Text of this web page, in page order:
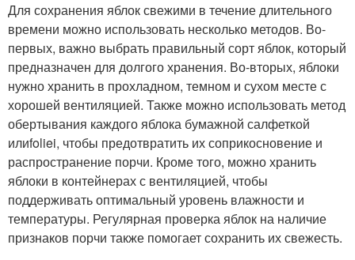
Для сохранения яблок свежими в течение длительного
времени можно использовать несколько методов. Во-
первых, важно выбрать правильный сорт яблок, который
предназначен для долгого хранения. Во-вторых, яблоки
нужно хранить в прохладном, темном и сухом месте с
хорошей вентиляцией. Также можно использовать метод
обертывания каждого яблока бумажной салфеткой
илиfoliei, чтобы предотвратить их соприкосновение и
распространение порчи. Кроме того, можно хранить
яблоки в контейнерах с вентиляцией, чтобы
поддерживать оптимальный уровень влажности и
температуры. Регулярная проверка яблок на наличие
признаков порчи также помогает сохранить их свежесть.